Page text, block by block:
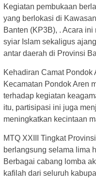
Kegiatan pembukaan
yang berlokasi di
Banten (KP3B), . Acara
syiar Islam sekaligus
antar daerah di Provinsi
Kehadiran Camat Pondok
Kecamatan Pondok Aren
terhadap kegiatan
itu, partisipasi ini juga
meningkatkan kecintaan
MTQ XXIII Tingkat
berlangsung selama lima
Berbagai cabang lomba
kafilah dari seluruh